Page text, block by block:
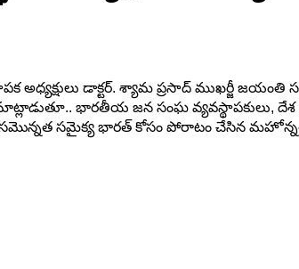
డాక్టర్. శ్యామ ప్రసాద్ ముఖర్జీ
భారతీయ జన సంఘ వ్యవస్థాపకులు,
సమైక్య భారత్ కోసం పోరాటం చేసిన మహోన్నత